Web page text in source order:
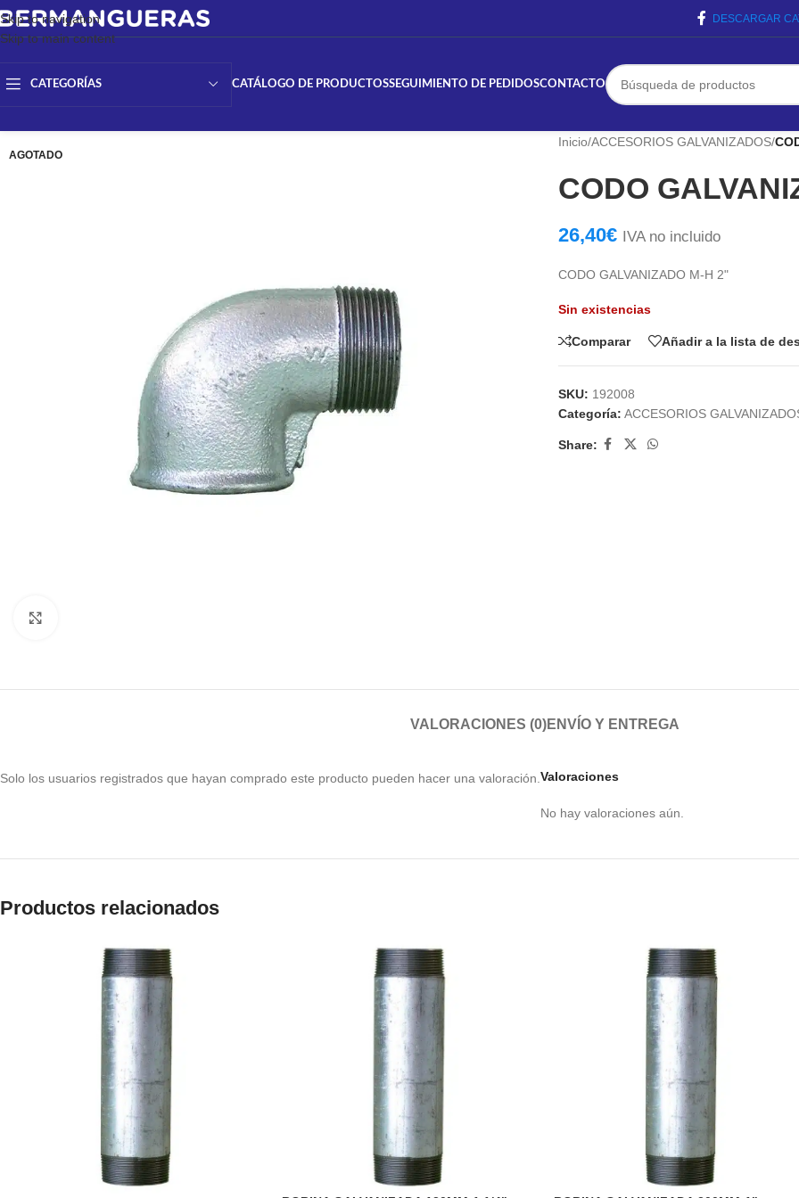
Skip to navigation
Skip to main content
DESCARGAR
CATEGORÍAS CATÁLOGO DE PRODUCTOSSEGUIMIENTO DE PEDIDOSCONTACTO
AGOTADO
Inicio/ACCESORIOS GALVANIZADOS/
CODO
26,40€ IVA no incluido
CODO GALVANIZADO M-H 2"
Sin existencias
Comparar Añadir a la lista de
SKU: 192008
Categoría: ACCESORIOS
Share:
VALORACIONES (0)ENVÍO Y ENTREGA
Valoraciones
No hay valoraciones aún.
Solo los usuarios registrados que hayan comprado este producto pueden hacer una valoración.
Productos relacionados